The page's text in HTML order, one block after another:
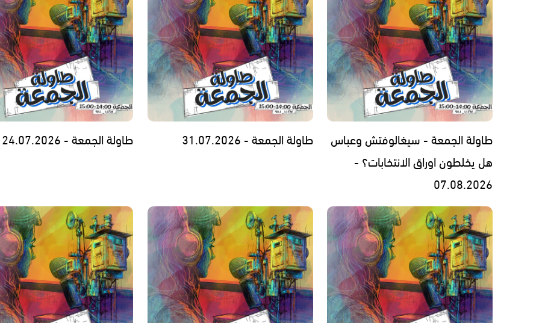
طاولة الجمعة - سيغالوفتش وعباس
هل يخلطون اوراق الانتخابات؟ -
07.08.2026
طاولة الجمعة - 31.07.2026 طاولة الجمعة - 24.07.2026 -